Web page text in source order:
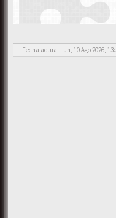
Fecha actual Lun, 10 Ago 2026,